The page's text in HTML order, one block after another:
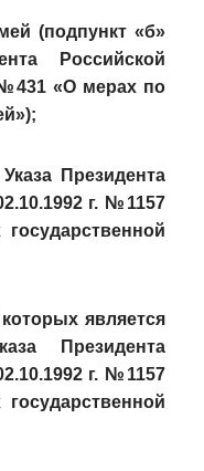
(подпункт «б»
Российской
«О мерах по
Президента
г. №1157
является
Президента
г. №1157